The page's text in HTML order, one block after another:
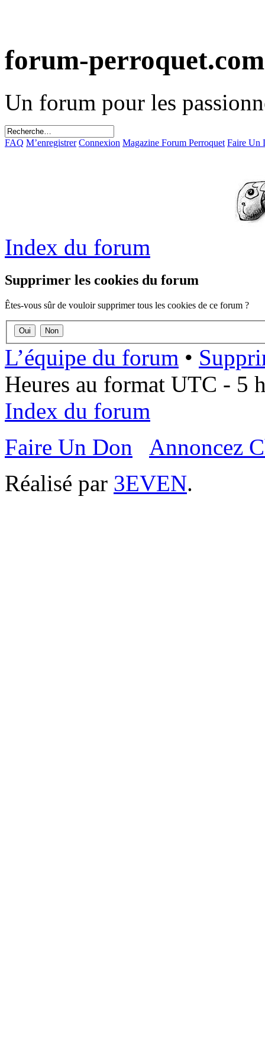
forum-perroquet.com
Un forum pour les
FAQ M’enregistrer Connexion Magazine Forum Perroquet Faire Un
Index du forum
Supprimer les cookies du forum
Êtes-vous sûr de vouloir supprimer tous les cookies de ce forum ?
L’équipe du forum •
Heures au format UTC - 5
Index du forum
Faire Un Don
Annoncez
Réalisé par 3EVEN.